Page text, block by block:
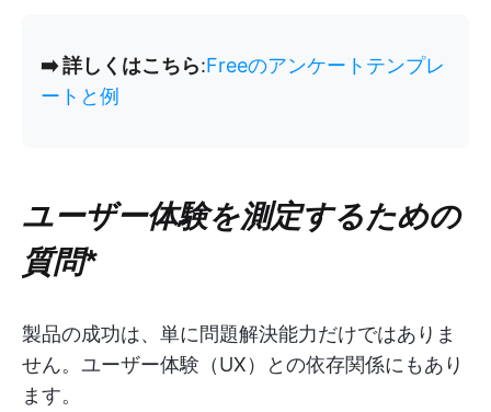
➡️ 詳しくはこちら:Freeのアンケートテンプレ
ートと例
ユーザー体験を測定するための
質問*
製品の成功は、単に問題解決能力だけではありま
せん。ユーザー体験（UX）との依存関係にもあり
ます。